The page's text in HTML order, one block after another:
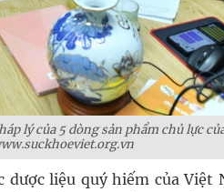
lý của 5 dòng sản phẩm chủ lực
liệu quý hiếm của Việt